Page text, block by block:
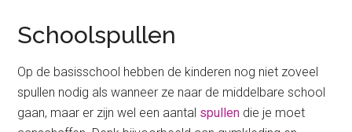
Schoolspullen
Op de basisschool hebben de kinderen nog niet zoveel
spullen nodig als wanneer ze naar de middelbare school
gaan, maar er zijn wel een aantal spullen die je moet